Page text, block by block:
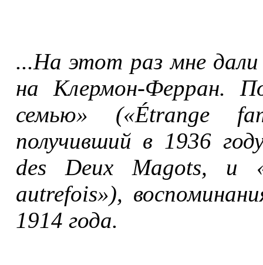
...На этот раз мне дали
на Клермон-Ферран.
семью» («Étrange
получивший в 1936
des Deux Magots, и
autrefois»),
1914 года.